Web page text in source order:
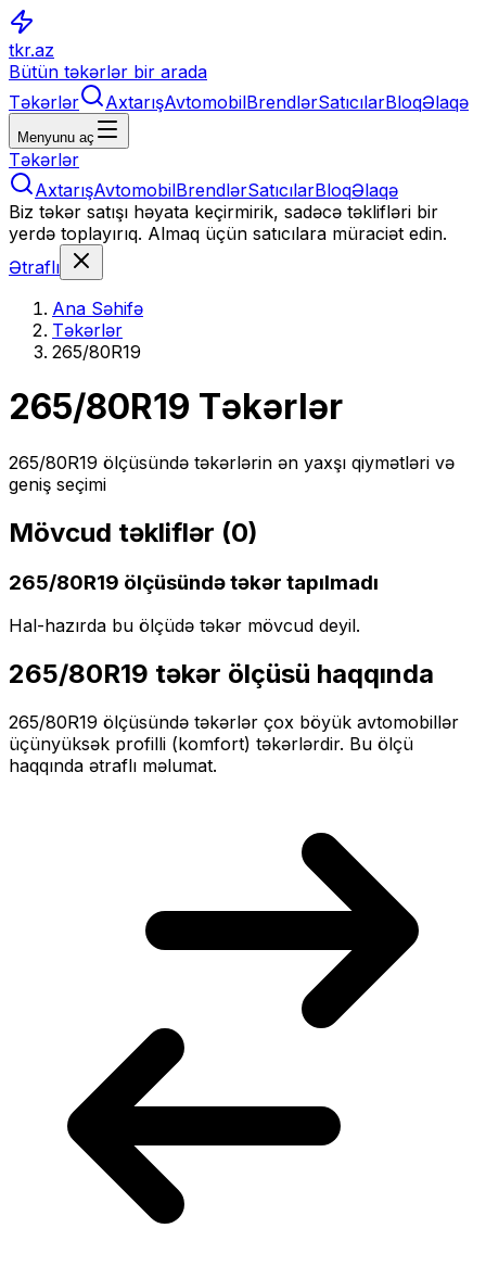
tkr.az
Bütün təkərlər bir arada
Təkərlər
AxtarışAvtomobilBrendlərSatıcılarBloqƏlaqə
Menyunu aç
Təkərlər
AxtarışAvtomobilBrendlərSatıcılarBloqƏlaqə
Biz təkər satışı həyata keçirmirik, sadəcə təklifləri bir
yerdə toplayırıq. Almaq üçün satıcılara müraciət edin.
Ətraflı
Ana Səhifə
Təkərlər
265/80R19
265/80R19 Təkərlər
265/80R19 ölçüsündə təkərlərin ən yaxşı qiymətləri və
geniş seçimi
Mövcud təkliflər (0)
265/80R19 ölçüsündə təkər tapılmadı
Hal-hazırda bu ölçüdə təkər mövcud deyil.
265/80R19 təkər ölçüsü haqqında
265/80R19 ölçüsündə təkərlər çox böyük avtomobillər
üçünyüksək profilli (komfort) təkərlərdir. Bu ölçü
haqqında ətraflı məlumat.